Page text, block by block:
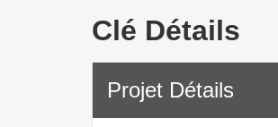
Clé Détails
Projet Détails